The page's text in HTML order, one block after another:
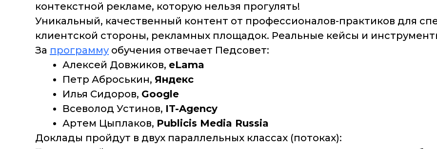
контекстной рекламе, которую нельзя прогулять!
Уникальный, качественный контент от профессионалов-практиков для
клиентской стороны, рекламных площадок. Реальные кейсы и
За программуобучения отвечает Педсовет:
Алексей Довжиков, eLama
Петр Аброськин, Яндекс
Илья Сидоров, Google
Всеволод Устинов, IT-Agency
Артем Цыплаков, Publicis Media Russia
Доклады пройдут в двух параллельных классах (потоках):